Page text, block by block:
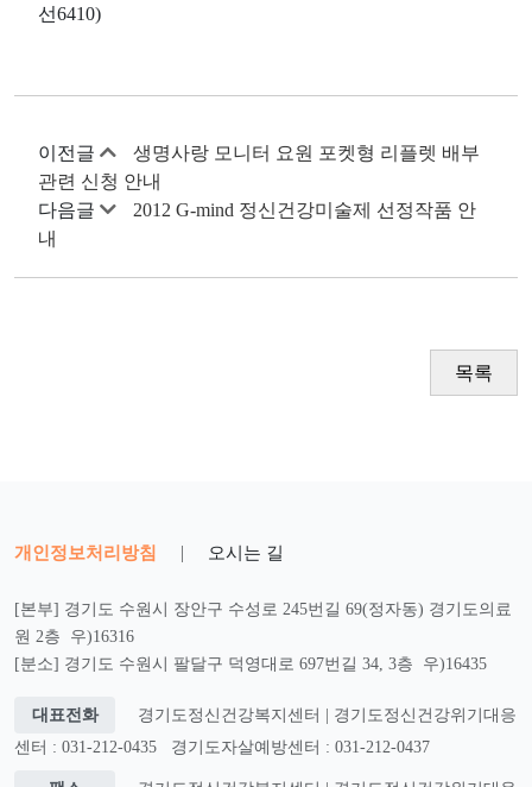
선6410)
이전글
생명사랑 모니터 요원 포켓형 리플렛 배부
관련 신청 안내
다음글
2012 G-mind 정신건강미술제 선정작품 안
내
목록
개인정보처리방침 | 오시는 길
[본부] 경기도 수원시 장안구 수성로 245번길 69(정자동) 경기도의료
원 2층 우)16316
[분소] 경기도 수원시 팔달구 덕영대로 697번길 34, 3층 우)16435
대표전화
경기도정신건강복지센터 | 경기도정신건강위기대응
센터 : 031-212-0435
경기도자살예방센터 : 031-212-0437